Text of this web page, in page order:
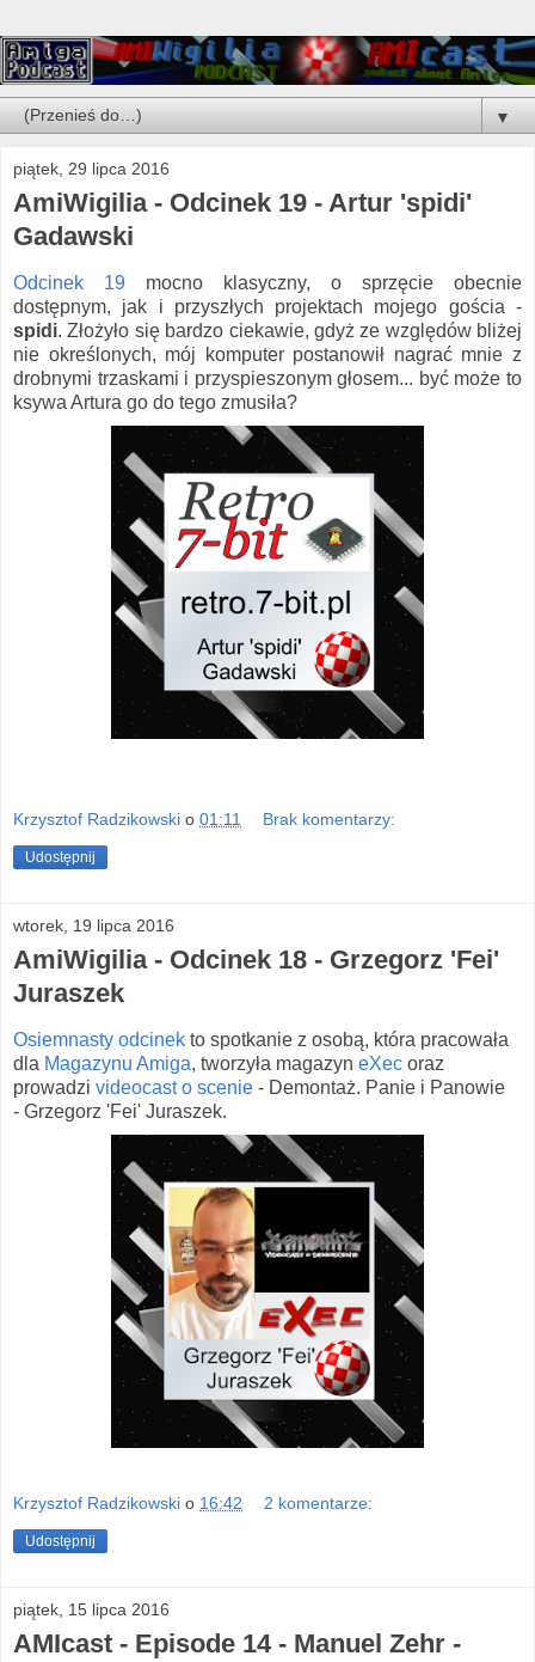
▼
piątek, 29 lipca 2016
AmiWigilia - Odcinek 19 - Artur 'spidi'
Gadawski
Odcinek 19 mocno klasyczny, o sprzęcie obecnie
dostępnym, jak i przyszłych projektach mojego gościa -
spidi. Złożyło się bardzo ciekawie, gdyż ze względów bliżej
nie określonych, mój komputer postanowił nagrać mnie z
drobnymi trzaskami i przyspieszonym głosem... być może to
ksywa Artura go do tego zmusiła?
Krzysztof Radzikowski o 01:11 Brak komentarzy:
Udostępnij
wtorek, 19 lipca 2016
AmiWigilia - Odcinek 18 - Grzegorz 'Fei'
Juraszek
Osiemnasty odcinek to spotkanie z osobą, która pracowała
dla Magazynu Amiga, tworzyła magazyn eXec oraz
prowadzi videocast o scenie - Demontaż. Panie i Panowie
- Grzegorz 'Fei' Juraszek.
Krzysztof Radzikowski o 16:42 2 komentarze:
Udostępnij
piątek, 15 lipca 2016
AMIcast - Episode 14 - Manuel Zehr -